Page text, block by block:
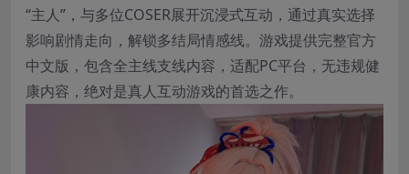
“主人”，与多位COSER展开沉浸式互动，通过真实选择
影响剧情走向，解锁多结局情感线。游戏提供完整官方
中文版，包含全主线支线内容，适配PC平台，无违规健
康内容，绝对是真人互动游戏的首选之作。